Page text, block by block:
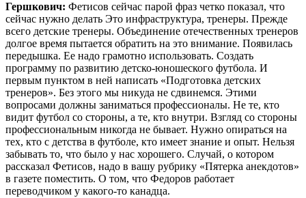
Гершкович: Фетисов сейчас парой фраз четко показал, что
сейчас нужно делать Это инфраструктура, тренеры. Прежде
всего детские тренеры. Объединение отечественных тренеров
долгое время пытается обратить на это внимание. Появилась
передышка. Ее надо грамотно использовать. Создать
программу по развитию детско-юношеского футбола. И
первым пунктом в ней написать «Подготовка детских
тренеров». Без этого мы никуда не сдвинемся. Этими
вопросами должны заниматься профессионалы. Не те, кто
видит футбол со стороны, а те, кто внутри. Взгляд со стороны
профессиональным никогда не бывает. Нужно опираться на
тех, кто с детства в футболе, кто имеет знание и опыт. Нельзя
забывать то, что было у нас хорошего. Случай, о котором
рассказал Фетисов, надо в вашу рубрику «Пятерка анекдотов»
в газете поместить. О том, что Федоров работает
переводчиком у какого-то канадца.